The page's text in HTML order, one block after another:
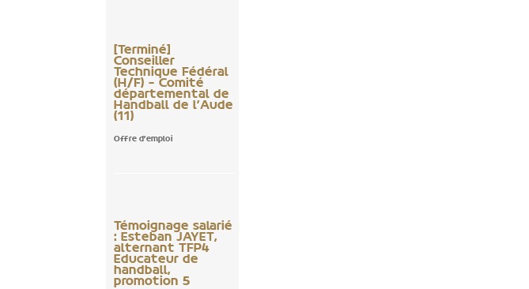
[Terminé]
Conseiller
Technique Fédéral
(H/F) – Comité
départemental de
Handball de l’Aude
(11)
Offre d'emploi
Témoignage salarié
: Esteban JAYET,
alternant TFP4
Educateur de
handball,
promotion 5